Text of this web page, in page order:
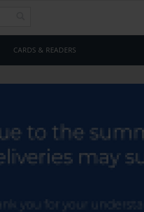
CARDS & READERS